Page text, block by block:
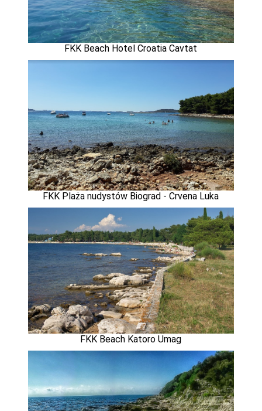
FKK Beach Hotel Croatia Cavtat
FKK Plaża nudystów Biograd - Crvena Luka
FKK Beach Katoro Umag